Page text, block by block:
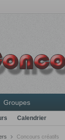
Groupes
Calendrier
Concours créatifs